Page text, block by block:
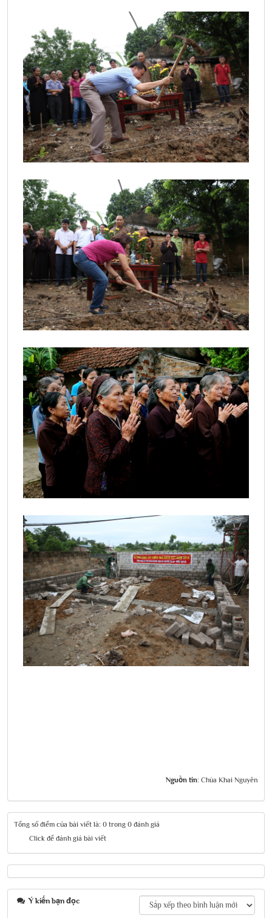
Nguồn tin: Chùa Khai Nguyên
Tổng số điểm của bài viết là: 0 trong 0 đánh giá
Click để đánh giá bài viết
Ý kiến bạn đọc